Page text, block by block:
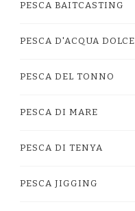
PESCA BAITCASTING
PESCA D'ACQUA DOLCE
PESCA DEL TONNO
PESCA DI MARE
PESCA DI TENYA
PESCA JIGGING